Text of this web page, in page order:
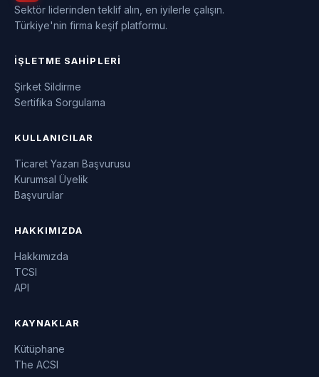
Sektör liderinden teklif alın, en iyilerle çalışın.
Türkiye'nin firma keşif platformu.
İŞLETME SAHIPLERI
Şirket Sildirme
Sertifika Sorgulama
KULLANICILAR
Ticaret Yazarı Başvurusu
Kurumsal Üyelik
Başvurular
HAKKIMIZDA
Hakkımızda
TCSI
API
KAYNAKLAR
Kütüphane
The ACSI